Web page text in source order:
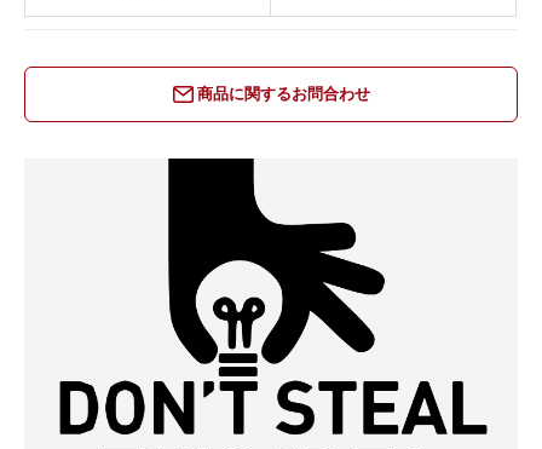
商品に関するお問合わせ